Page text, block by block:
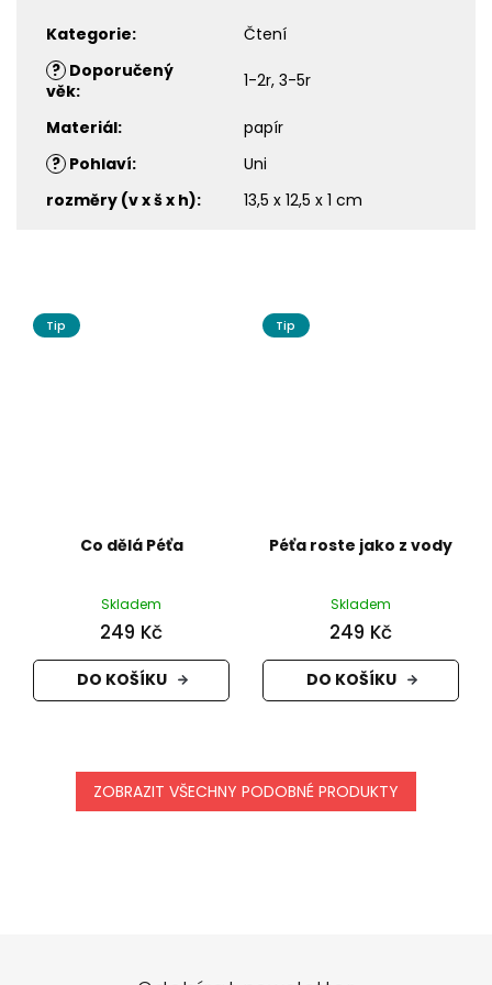
Kategorie:
Čtení
? Doporučený
věk: 1-2r, 3-5r
Materiál:
papír
? Pohlaví:
Uni
rozměry (v x š x h): 13,5 x 12,5 x 1 cm
Tip
Co dělá Péťa
Skladem
249 Kč
DO KOŠÍKU
Tip
Péťa roste jako z vody
Skladem
249 Kč
DO KOŠÍKU
ZOBRAZIT VŠECHNY PODOBNÉ PRODUKTY